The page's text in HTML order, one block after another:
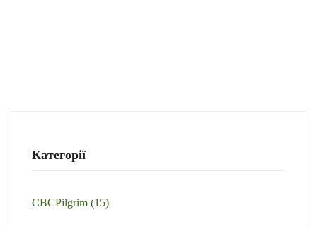
Категорії
CBCPilgrim (15)